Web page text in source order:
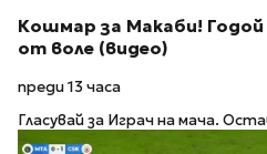
Кошмар за Макаби! Годой
от воле (видео)
преди 13 часа
Гласувай за Играч на мача.